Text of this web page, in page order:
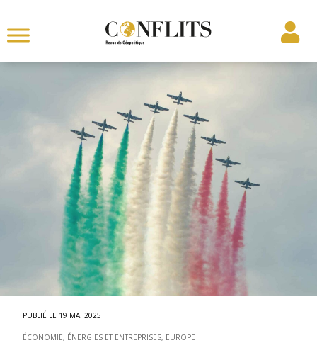
19 MAI 2025
ÉCONOMIE, ÉNERGIES ET ENTREPRISES, EUROPE